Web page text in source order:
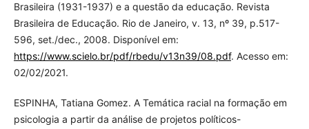
Brasileira (1931-1937) e a questão da educação. Revista
Brasileira de Educação. Rio de Janeiro, v. 13, nº 39, p.517-
596, set./dec., 2008. Disponível em:
https://www.scielo.br/pdf/rbedu/v13n39/08.pdf. Acesso em:
02/02/2021.
ESPINHA, Tatiana Gomez. A Temática racial na formação em
psicologia a partir da análise de projetos políticos-